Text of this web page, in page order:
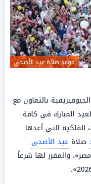
موعد صلاة عيد الأضحي
بالتعاون مع
المبارك في كافة
الفلكية التي أعدها
صلاة عيد الأضحى
والمقرر لها شرعاً